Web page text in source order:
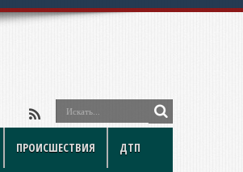
ПРОИСШЕСТВИЯ ДТП